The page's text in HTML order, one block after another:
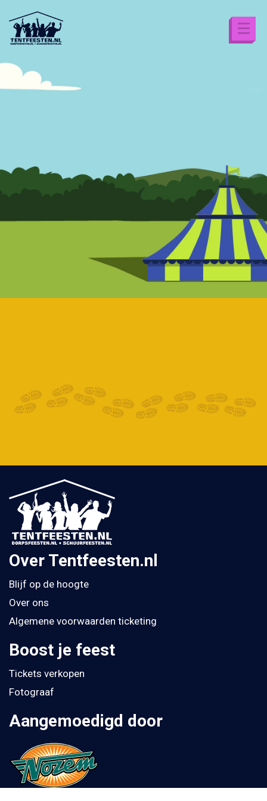
Over Tentfeesten.nl
Blijf op de hoogte
Over ons
Algemene voorwaarden ticketing
Boost je feest
Tickets verkopen
Fotograaf
Aangemoedigd door